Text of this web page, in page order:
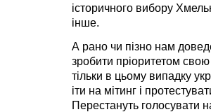
історичного вибору
інше.
А рано чи пізно нам
зробити пріоритетом
тільки в цьому випадку
іти на мітинг і
Перестануть голосувати